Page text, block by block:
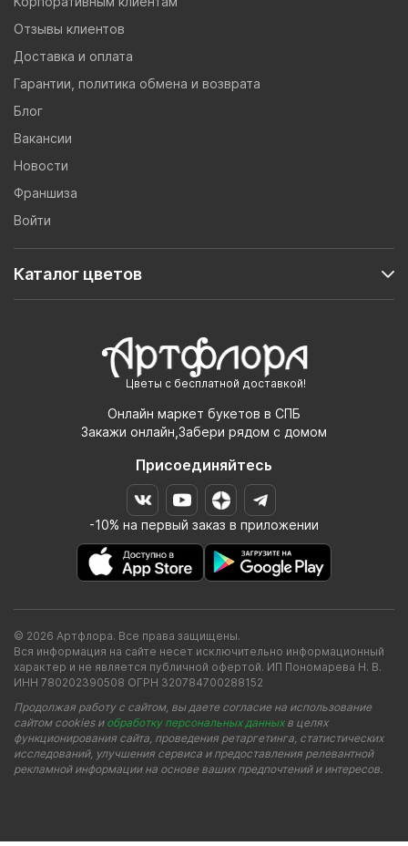
Цветы с бесплатной доставкой!
Онлайн маркет букетов в СПБ
Закажи онлайн,Забери рядом с домом
Присоединяйтесь
-10% на первый заказ в приложении
Отзывы клиентов
Доставка и оплата
Гарантии, политика обмена и возврата
Блог
Вакансии
Новости
Франшиза
Войти
Каталог цветов
© 2026 Артфлора. Все права защищены.
Вся информация на сайте несет исключительно информационный
характер и не является публичной офертой. ИП Пономарева Н. В.
ИНН 780202390508 ОГРН 320784700288152
Продолжая работу с сайтом, вы даете согласие на использование
сайтом cookies и обработку персональных данныхв целях
функционирования сайта, проведения ретаргетинга, статистических
исследований, улучшения сервиса и предоставления релевантной
рекламной информации на основе ваших предпочтений и интересов.